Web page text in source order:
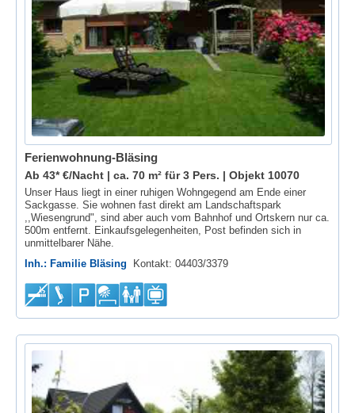
Ferienwohnung-Bläsing
Ab 43* €/Nacht | ca. 70 m² für 3 Pers. | Objekt 10070
Unser Haus liegt in einer ruhigen Wohngegend am Ende einer
Sackgasse. Sie wohnen fast direkt am Landschaftspark
,,Wiesengrund", sind aber auch vom Bahnhof und Ortskern nur ca.
500m entfernt. Einkaufsgelegenheiten, Post befinden sich in
unmittelbarer Nähe.
Inh.: Familie Bläsing Kontakt: 04403/3379